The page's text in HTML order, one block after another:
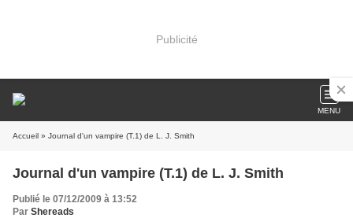
Publicité
MENU
Accueil » Journal d'un vampire (T.1) de L. J. Smith
Journal d'un vampire (T.1) de L. J. Smith
Publié le 07/12/2009 à 13:52
Par Shereads